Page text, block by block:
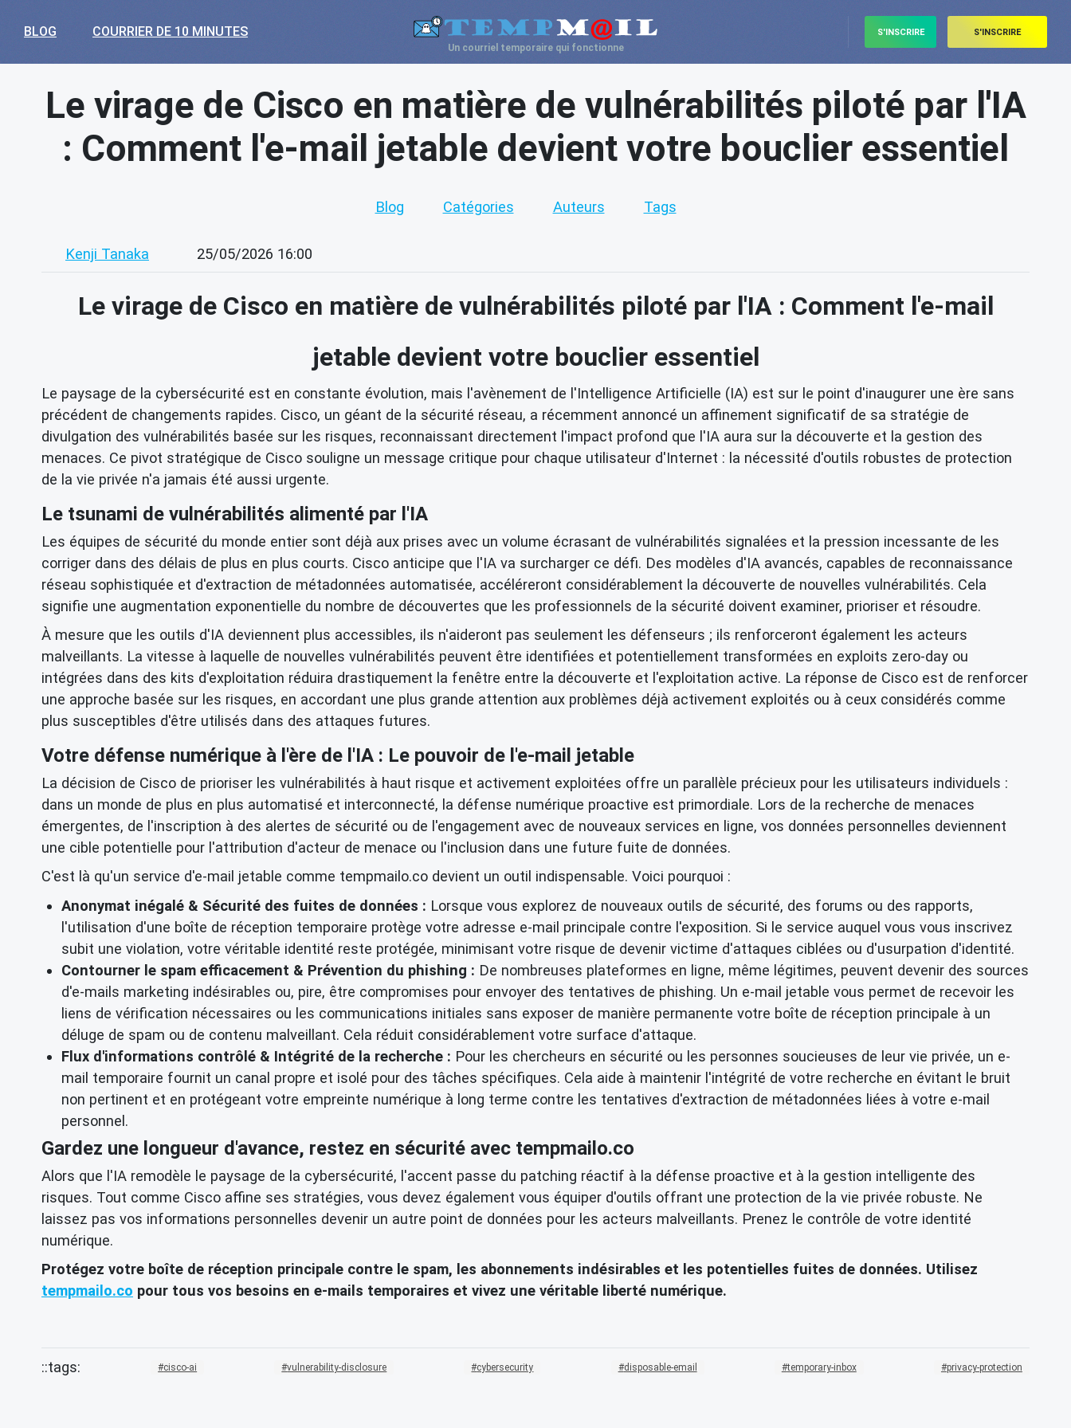
BLOG COURRIER DE 10 MINUTES
Un courriel temporaire qui fonctionne
S'INSCRIRE S'INSCRIRE
Le virage de Cisco en matière de vulnérabilités piloté par l'IA
: Comment l'e-mail jetable devient votre bouclier essentiel
Blog Catégories Auteurs Tags
Kenji Tanaka 25/05/2026 16:00
Le virage de Cisco en matière de vulnérabilités piloté par l'IA : Comment l'e-mail
jetable devient votre bouclier essentiel
Le paysage de la cybersécurité est en constante évolution, mais l'avènement de l'Intelligence Artificielle (IA) est sur le point d'inaugurer une ère sans
précédent de changements rapides. Cisco, un géant de la sécurité réseau, a récemment annoncé un affinement significatif de sa stratégie de
divulgation des vulnérabilités basée sur les risques, reconnaissant directement l'impact profond que l'IA aura sur la découverte et la gestion des
menaces. Ce pivot stratégique de Cisco souligne un message critique pour chaque utilisateur d'Internet : la nécessité d'outils robustes de protection
de la vie privée n'a jamais été aussi urgente.
Le tsunami de vulnérabilités alimenté par l'IA
Les équipes de sécurité du monde entier sont déjà aux prises avec un volume écrasant de vulnérabilités signalées et la pression incessante de les
corriger dans des délais de plus en plus courts. Cisco anticipe que l'IA va surcharger ce défi. Des modèles d'IA avancés, capables de reconnaissance
réseau sophistiquée et d'extraction de métadonnées automatisée, accéléreront considérablement la découverte de nouvelles vulnérabilités. Cela
signifie une augmentation exponentielle du nombre de découvertes que les professionnels de la sécurité doivent examiner, prioriser et résoudre.
À mesure que les outils d'IA deviennent plus accessibles, ils n'aideront pas seulement les défenseurs ; ils renforceront également les acteurs
malveillants. La vitesse à laquelle de nouvelles vulnérabilités peuvent être identifiées et potentiellement transformées en exploits zero-day ou
intégrées dans des kits d'exploitation réduira drastiquement la fenêtre entre la découverte et l'exploitation active. La réponse de Cisco est de renforcer
une approche basée sur les risques, en accordant une plus grande attention aux problèmes déjà activement exploités ou à ceux considérés comme
plus susceptibles d'être utilisés dans des attaques futures.
Votre défense numérique à l'ère de l'IA : Le pouvoir de l'e-mail jetable
La décision de Cisco de prioriser les vulnérabilités à haut risque et activement exploitées offre un parallèle précieux pour les utilisateurs individuels :
dans un monde de plus en plus automatisé et interconnecté, la défense numérique proactive est primordiale. Lors de la recherche de menaces
émergentes, de l'inscription à des alertes de sécurité ou de l'engagement avec de nouveaux services en ligne, vos données personnelles deviennent
une cible potentielle pour l'attribution d'acteur de menace ou l'inclusion dans une future fuite de données.
C'est là qu'un service d'e-mail jetable comme tempmailo.co devient un outil indispensable. Voici pourquoi :
Anonymat inégalé & Sécurité des fuites de données : Lorsque vous explorez de nouveaux outils de sécurité, des forums ou des rapports,
l'utilisation d'une boîte de réception temporaire protège votre adresse e-mail principale contre l'exposition. Si le service auquel vous vous inscrivez
subit une violation, votre véritable identité reste protégée, minimisant votre risque de devenir victime d'attaques ciblées ou d'usurpation d'identité.
Contourner le spam efficacement & Prévention du phishing : De nombreuses plateformes en ligne, même légitimes, peuvent devenir des sources
d'e-mails marketing indésirables ou, pire, être compromises pour envoyer des tentatives de phishing. Un e-mail jetable vous permet de recevoir les
liens de vérification nécessaires ou les communications initiales sans exposer de manière permanente votre boîte de réception principale à un
déluge de spam ou de contenu malveillant. Cela réduit considérablement votre surface d'attaque.
Flux d'informations contrôlé & Intégrité de la recherche : Pour les chercheurs en sécurité ou les personnes soucieuses de leur vie privée, un e-
mail temporaire fournit un canal propre et isolé pour des tâches spécifiques. Cela aide à maintenir l'intégrité de votre recherche en évitant le bruit
non pertinent et en protégeant votre empreinte numérique à long terme contre les tentatives d'extraction de métadonnées liées à votre e-mail
personnel.
Gardez une longueur d'avance, restez en sécurité avec tempmailo.co
Alors que l'IA remodèle le paysage de la cybersécurité, l'accent passe du patching réactif à la défense proactive et à la gestion intelligente des
risques. Tout comme Cisco affine ses stratégies, vous devez également vous équiper d'outils offrant une protection de la vie privée robuste. Ne
laissez pas vos informations personnelles devenir un autre point de données pour les acteurs malveillants. Prenez le contrôle de votre identité
numérique.
Protégez votre boîte de réception principale contre le spam, les abonnements indésirables et les potentielles fuites de données. Utilisez
tempmailo.co pour tous vos besoins en e-mails temporaires et vivez une véritable liberté numérique.
cisco-ai vulnerability-disclosure cybersecurity disposable-email temporary-inbox privacy-protection